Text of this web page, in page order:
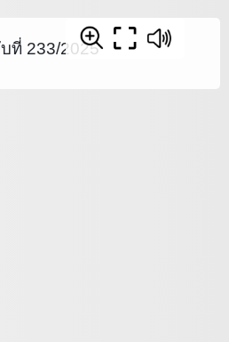
ที่ 233/2025